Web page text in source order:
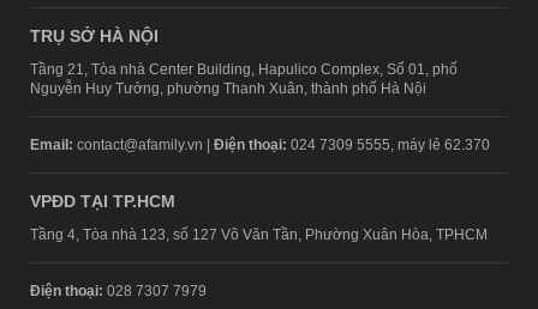
TRỤ SỞ HÀ NỘI
Tầng 21, Tòa nhà Center Building, Hapulico Complex, Số 01, phố
Nguyễn Huy Tưởng, phường Thanh Xuân, thành phố Hà Nội
Email: contact@afamily.vn | Điện thoại: 024 7309 5555, máy lẻ 62.370
VPĐD TẠI TP.HCM
Tầng 4, Tòa nhà 123, số 127 Võ Văn Tần, Phường Xuân Hòa, TPHCM
Điện thoại: 028 7307 7979